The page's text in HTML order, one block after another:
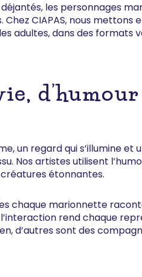
les personnages
CIAPAS, nous
adultes, dans des formats
un regard qui s’illumine et
Nos artistes utilisent
étonnantes.
chaque marionnette
rend chaque
d’autres sont des